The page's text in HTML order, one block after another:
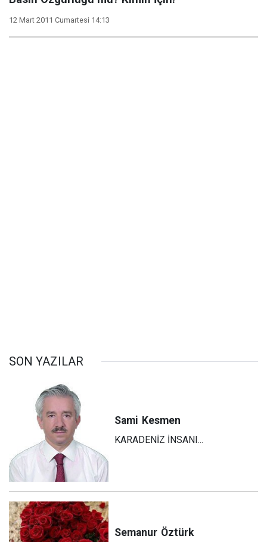
12 Mart 2011 Cumartesi 14:13
SON YAZILAR
Sami Kesmen
KARADENİZ İNSANI...
Semanur Öztürk